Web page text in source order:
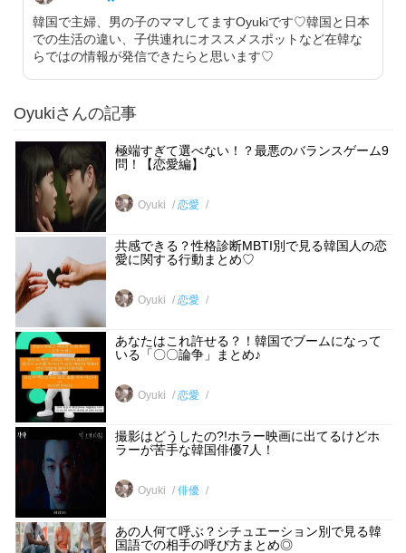
韓国で主婦、男の子のママしてますOyukiです♡韓国と日本
での生活の違い、子供連れにオススメスポットなど在韓な
らではの情報が発信できたらと思います♡
Oyukiさんの記事
極端すぎて選べない！？最悪のバランスゲーム9
問！【恋愛編】
Oyuki 恋愛
共感できる？性格診断MBTI別で見る韓国人の恋
愛に関する行動まとめ♡
Oyuki 恋愛
あなたはこれ許せる？！韓国でブームになって
いる「〇〇論争」まとめ♪
Oyuki 恋愛
撮影はどうしたの?!ホラー映画に出てるけどホ
ラーが苦手な韓国俳優7人！
Oyuki 俳優
あの人何て呼ぶ？シチュエーション別で見る韓
国語での相手の呼び方まとめ◎